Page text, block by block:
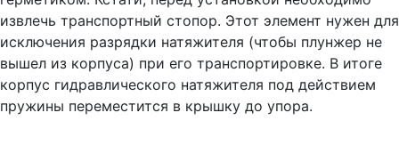
извлечь транспортный стопор. Этот элемент нужен для
исключения разрядки натяжителя (чтобы плунжер не
вышел из корпуса) при его транспортировке. В итоге
корпус гидравлического натяжителя под действием
пружины переместится в крышку до упора.